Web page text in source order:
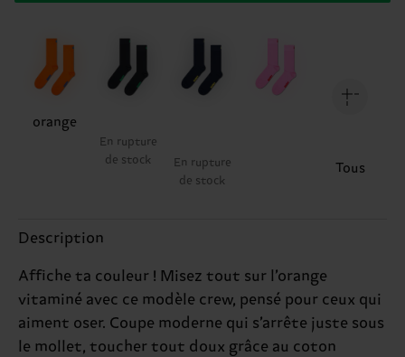
orange
En rupture
de stock
En rupture
de stock
Tous
Description
Affiche ta couleur ! Misez tout sur l’orange
vitaminé avec ce modèle crew, pensé pour ceux qui
aiment oser. Coupe moderne qui s’arrête juste sous
le mollet, toucher tout doux grâce au coton